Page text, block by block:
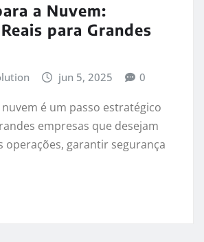
a Nuvem:
para Grandes
jun 5, 2025 0
é um passo estratégico
empresas que desejam
operações, garantir segurança